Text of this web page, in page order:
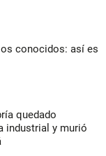
conocidos: así es
quedado
industrial y murió